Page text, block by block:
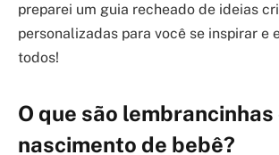
preparei um guia recheado de ideias
personalizadas para você se inspirar e
todos!
O que são lembrancinhas
nascimento de bebê?